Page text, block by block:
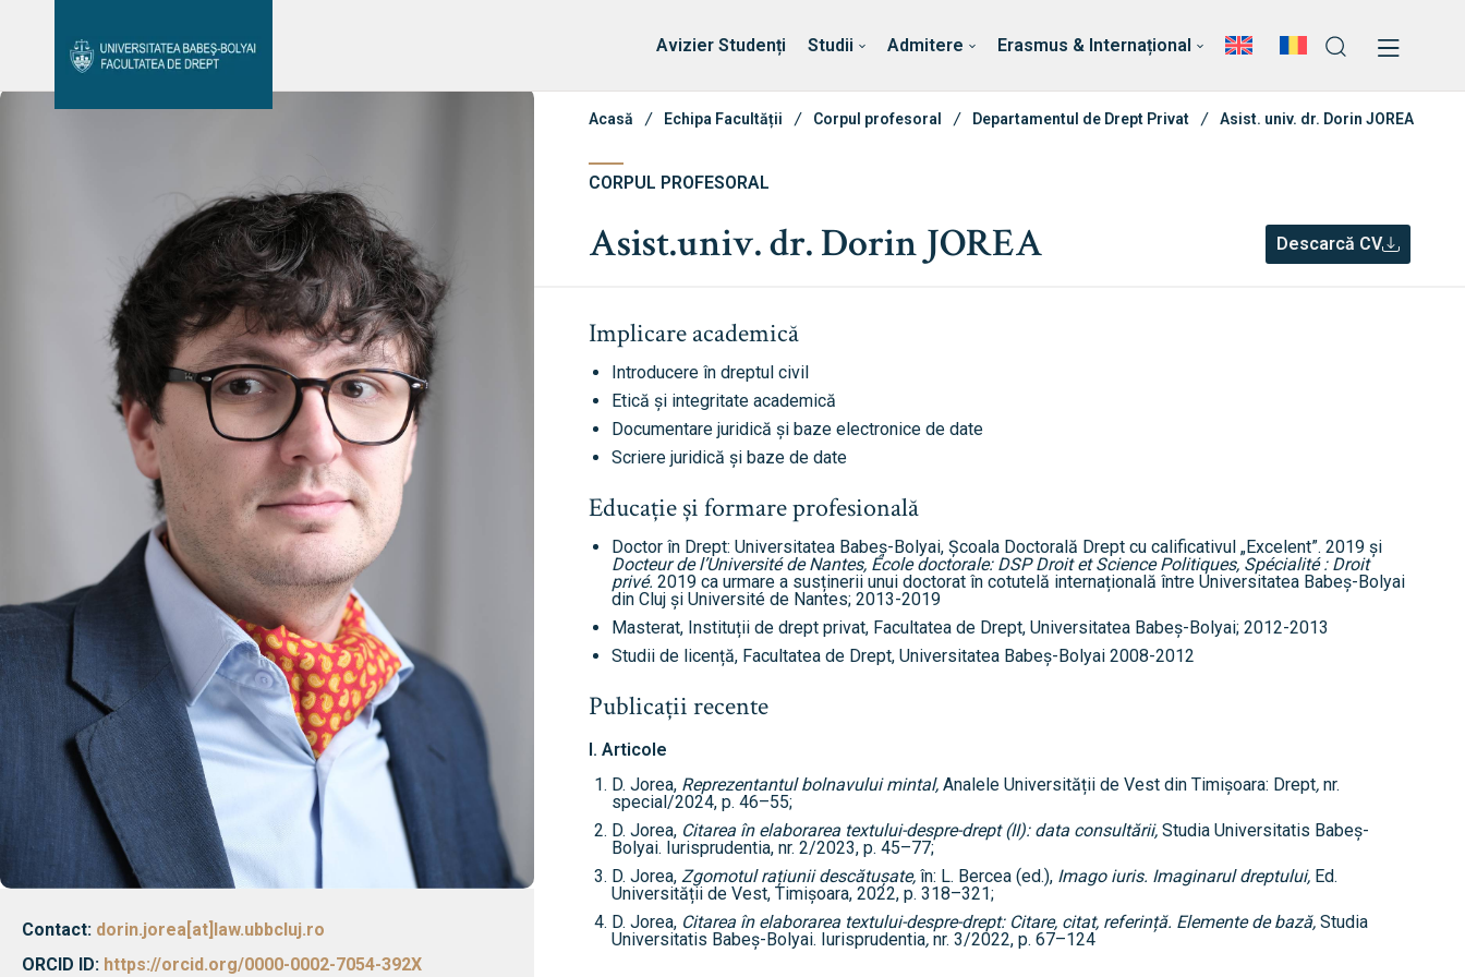
Avizier Studenți Erasmus & Internațional Despre Facultate Știri Echipa Facultății
UNIVERSITATEA BABEȘ - BOLYAI
FACULTATEA
DE DREPT
Studii
Admitere
Erasmus & Internațional
Despre Facultate
Știri
Echipa Facultății
Bibliotecă & Reviste
Avizier Studenți Studii Admitere Erasmus & Internațional
Contact: dorin.jorea[at]law.ubbcluj.ro
ORCID ID: https://orcid.org/0000-0002-7054-392X
Acasă Echipa Facultății Corpul profesoral Departamentul de Drept Privat Asist. univ. dr. Dorin JOREA
CORPUL PROFESORAL
Asist.univ. dr. Dorin JOREA Descarcă CV
Implicare academică
Introducere în dreptul civil
Etică și integritate academică
Documentare juridică și baze electronice de date
Scriere juridică și baze de date
Educație și formare profesională
Doctor în Drept: Universitatea Babeș-Bolyai, Școala Doctorală Drept cu calificativul „Excelent”. 2019 și
Docteur de l’Université de Nantes, École doctorale: DSP Droit et Science Politiques, Spécialité : Droit
privé. 2019 ca urmare a susținerii unui doctorat în cotutelă internațională între Universitatea Babeș-Bolyai
din Cluj și Université de Nantes; 2013-2019
Masterat, Instituții de drept privat, Facultatea de Drept, Universitatea Babeș-Bolyai; 2012-2013
Studii de licență, Facultatea de Drept, Universitatea Babeș-Bolyai 2008-2012
Publicații recente
I. Articole
D. Jorea, Reprezentantul bolnavului mintal, Analele Universității de Vest din Timișoara: Drept, nr.
special/2024, p. 46–55;
D. Jorea, Citarea în elaborarea textului-despre-drept (II): data consultării, Studia Universitatis Babeș-
Bolyai. Iurisprudentia, nr. 2/2023, p. 45–77;
D. Jorea, Zgomotul rațiunii descătușate, în: L. Bercea (ed.), Imago iuris. Imaginarul dreptului, Ed.
Universității de Vest, Timișoara, 2022, p. 318–321;
D. Jorea, Citarea în elaborarea textului-despre-drept: Citare, citat, referință. Elemente de bază, Studia
Universitatis Babeș-Bolyai. Iurisprudentia, nr. 3/2022, p. 67–124